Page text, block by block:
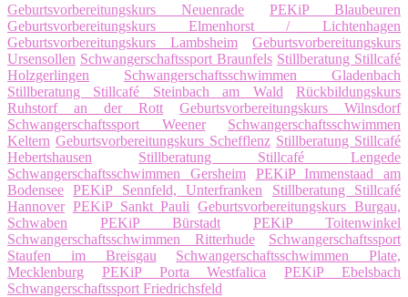
Geburtsvorbereitungskurs Neuenrade
PEKiP Blaubeuren
Geburtsvorbereitungskurs Elmenhorst / Lichtenhagen
Geburtsvorbereitungskurs Lambsheim
Geburtsvorbereitungskurs
Ursensollen Schwangerschaftssport Braunfels Stillberatung Stillcafé
Holzgerlingen
Schwangerschaftsschwimmen Gladenbach
Stillberatung Stillcafé Steinbach am Wald
Rückbildungskurs
Ruhstorf an der Rott
Geburtsvorbereitungskurs Wilnsdorf
Schwangerschaftssport Weener
Schwangerschaftsschwimmen
Keltern Geburtsvorbereitungskurs Schefflenz Stillberatung Stillcafé
Hebertshausen
Stillberatung Stillcafé Lengede
Schwangerschaftsschwimmen Gersheim
PEKiP Immenstaad am
Bodensee
PEKiP Sennfeld, Unterfranken
Stillberatung Stillcafé
Hannover PEKiP Sankt Pauli
Geburtsvorbereitungskurs Burgau,
Schwaben
PEKiP Bürstadt
PEKiP Toitenwinkel
Schwangerschaftsschwimmen Ritterhude
Schwangerschaftssport
Staufen im Breisgau
Schwangerschaftsschwimmen Plate,
Mecklenburg
PEKiP Porta Westfalica
PEKiP Ebelsbach
Schwangerschaftssport Friedrichsfeld